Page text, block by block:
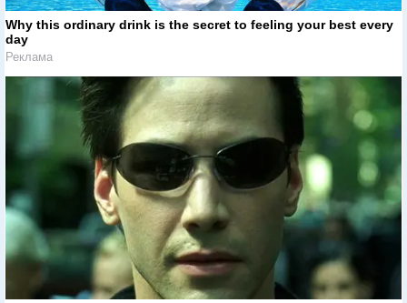
Why this ordinary drink is the secret to feeling your best every
day
Реклама